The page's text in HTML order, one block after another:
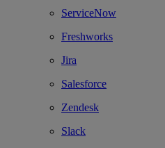
ServiceNow
Freshworks
Jira
Salesforce
Zendesk
Slack